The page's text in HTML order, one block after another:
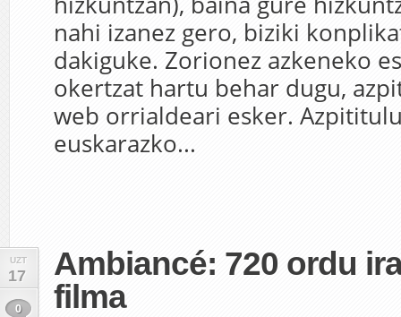
nahi izanez gero, biziki
dakiguke. Zorionez azkeneko
okertzat hartu behar dugu,
web orrialdeari esker.
euskarazko...
UZT
17
0
Ambiancé: 720 ordu
filma